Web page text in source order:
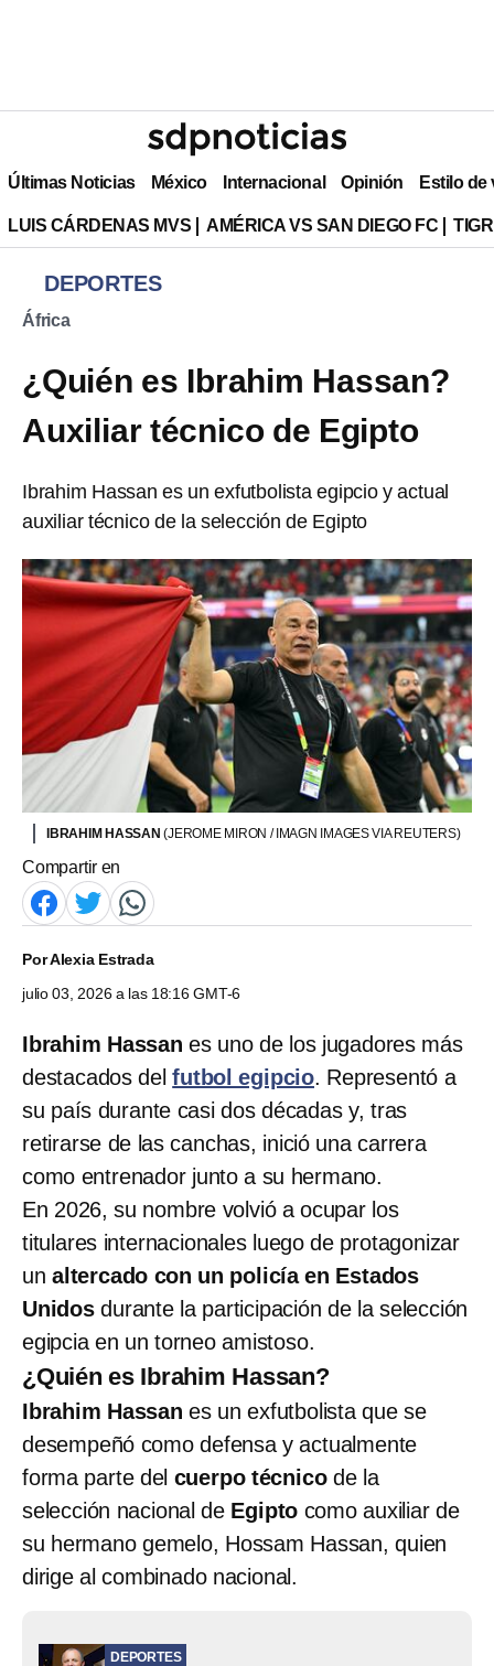
Últimas Noticias México Internacional Opinión Estilo de
LUIS CÁRDENAS MVS AMÉRICA VS SAN DIEGO FC
DEPORTES
África
¿Quién es Ibrahim Hassan?
Auxiliar técnico de Egipto
Ibrahim Hassan es un exfutbolista egipcio y actual
auxiliar técnico de la selección de Egipto
IBRAHIM HASSAN(JEROME MIRON / IMAGN IMAGES VIA REUTERS)
Compartir en
PorAlexia Estrada
julio 03, 2026 a las 18:16 GMT-6
Ibrahim Hassan es uno de los jugadores más
destacados delfutbol egipcio. Representó a
su país durante casi dos décadas y, tras
retirarse de las canchas, inició una carrera
como entrenador junto a su hermano.
En 2026, su nombre volvió a ocupar los
titulares internacionales luego de protagonizar
un altercado con un policía en Estados
Unidosdurante la participación de la selección
egipcia en un torneo amistoso.
¿Quién es Ibrahim Hassan?
Ibrahim Hassanes un exfutbolista que se
desempeñó como defensa y actualmente
forma parte del cuerpo técnicode la
selección nacional de Egipto como auxiliar de
su hermano gemelo, Hossam Hassan, quien
dirige al combinado nacional.
DEPORTES